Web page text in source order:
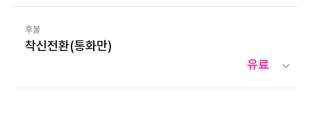
후불
착신전환(통화만)
유료